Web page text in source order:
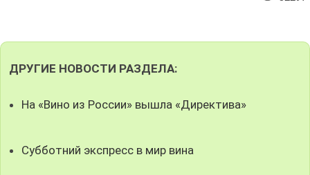
ДРУГИЕ НОВОСТИ РАЗДЕЛА:
На «Вино из России» вышла «Директива»
Субботний экспресс в мир вина